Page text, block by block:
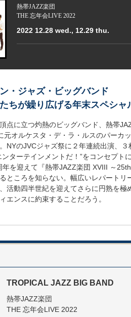
熱帯JAZZ楽団
THE 忘年会LIVE 2022
2022 12.28 wed., 12.29 thu.
・ジャズ・ビッグバンド
ちが繰り広げる年末スペシャ
点に立つ灼熱のビッグバンド、熱帯
元オルケスタ・デ・ラ・ルスのパーカ
NYのJVCジャズ祭に２年連続出演、
ンターテインメントだ！”をコンセプト
を迎えて『熱帯JAZZ楽団 XVIII ～
ところを知らない。幅広いレパート
活動四半世紀を迎えてさらに円熟を
エンスに約束することだろう。
TROPICAL JAZZ BIG BAND
熱帯JAZZ楽団
THE 忘年会LIVE 2022